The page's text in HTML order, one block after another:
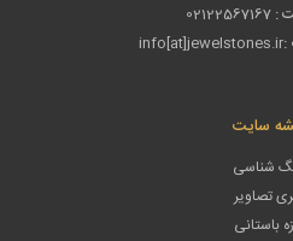
:
02122567167
:
info[at]jewelstones.ir
سایت
شناسی
تصاویر
باستانی